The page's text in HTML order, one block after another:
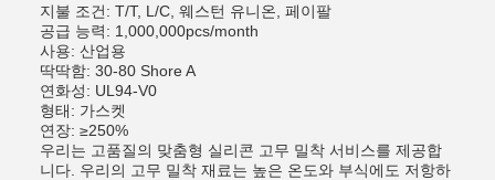
지불 조건: T/T, L/C, 웨스턴 유니온, 페이팔
공급 능력: 1,000,000pcs/month
사용: 산업용
딱딱함: 30-80 Shore A
연화성: UL94-V0
형태: 가스켓
연장: ≥250%
우리는 고품질의 맞춤형 실리콘 고무 밀착 서비스를 제공합
니다. 우리의 고무 밀착 재료는 높은 온도와 부식에도 저항하